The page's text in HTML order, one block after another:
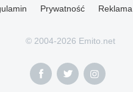
Prywatność Reklama
© 2004-2026 Emito.net